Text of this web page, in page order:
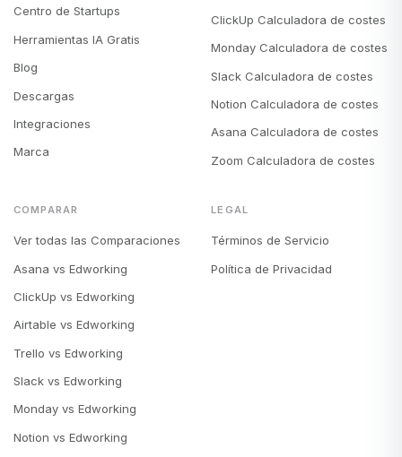
Centro de Startups
Herramientas IA Gratis
Blog
Descargas
Integraciones
Marca
ClickUp Calculadora de costes
Monday Calculadora de costes
Slack Calculadora de costes
Notion Calculadora de costes
Asana Calculadora de costes
Zoom Calculadora de costes
COMPARAR
Ver todas las Comparaciones
Asana vs Edworking
ClickUp vs Edworking
Airtable vs Edworking
Trello vs Edworking
Slack vs Edworking
Monday vs Edworking
Notion vs Edworking
LEGAL
Términos de Servicio
Política de Privacidad